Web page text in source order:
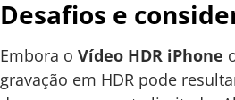
Desafios e
Embora o Vídeo HDR iPhone
gravação em HDR pode